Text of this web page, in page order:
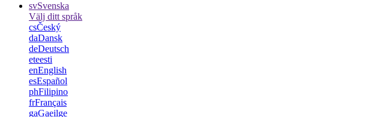
svSvenska
Välj ditt språk
csČeský
daDansk
deDeutsch
eteesti
enEnglish
esEspañol
phFilipino
frFrançais
gaGaeilge